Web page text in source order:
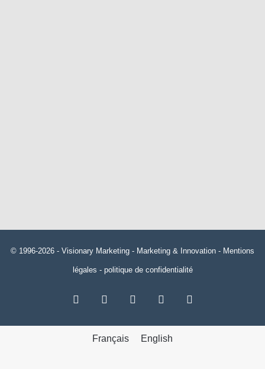
© 1996-2026 - Visionary Marketing - Marketing & Innovation - Mentions
légales - politique de confidentialité
Facebook Linkedin
Français English